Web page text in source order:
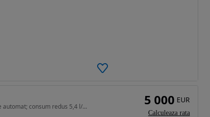
1560 cm3 • 116 CP • unic proprietar; sistem de parcare automat; consum redus 5,4 l/100km 5 000 EUR
Calculeaza rata